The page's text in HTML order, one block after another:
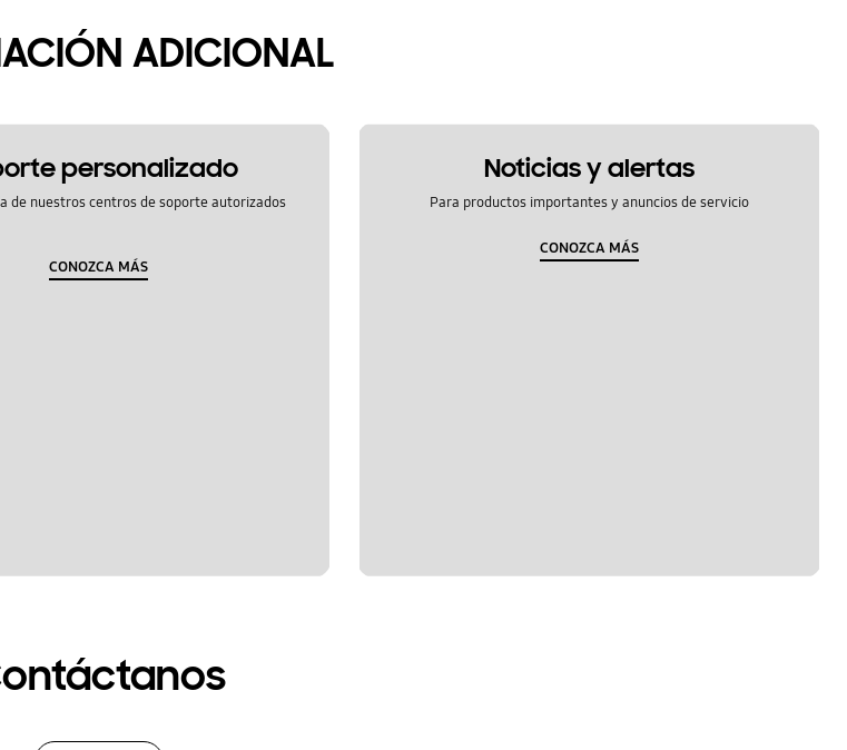
ADICIONAL
personalizado
de nuestros centros de soporte autorizados
CONOZCA MÁS
Noticias y alertas
Para productos importantes y anuncios de servicio
CONOZCA MÁS